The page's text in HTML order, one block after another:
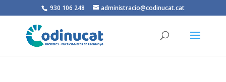
930 106 248 administracio@codinucat.cat